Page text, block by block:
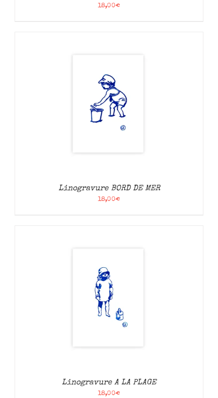
18,00€
Linogravure BORD DE MER
18,00€
Linogravure A LA PLAGE
18,00€